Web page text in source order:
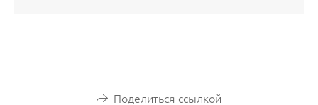
Поделиться ссылкой